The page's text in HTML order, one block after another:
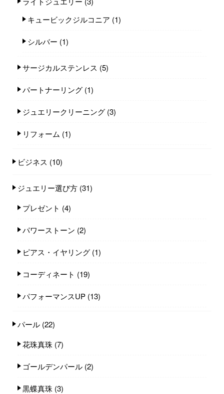
キュービックジルコニア (1)
シルバー (1)
サージカルステンレス (5)
パートナーリング (1)
ジュエリークリーニング (3)
リフォーム (1)
ビジネス (10)
ジュエリー選び方 (31)
プレゼント (4)
パワーストーン (2)
ピアス・イヤリング (1)
コーディネート (19)
パフォーマンスUP (13)
パール (22)
花珠真珠 (7)
ゴールデンパール (2)
黒蝶真珠 (3)